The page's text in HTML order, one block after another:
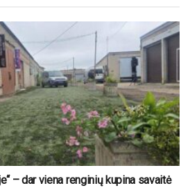
– dar viena renginių kupina savaitė